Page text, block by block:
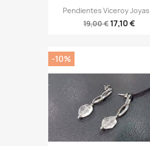
Pendientes Viceroy
19,00 € 17,10 €
-10%